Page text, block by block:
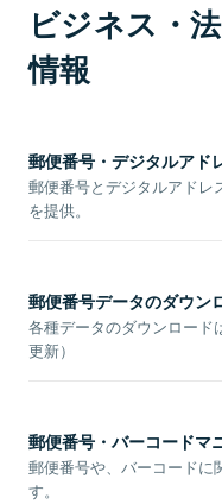
ビジネス・
情報
郵便番号・デジタルアド
郵便番号とデジタルアドレ
を提供。
郵便番号データのダウン
各種データのダウンロード
更新）
郵便番号・バーコードマ
郵便番号や、バーコードに
す。